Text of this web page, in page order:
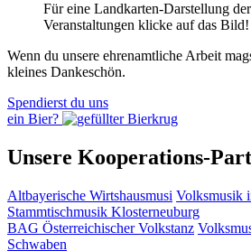
Für eine Landkarten-Darstellung der
Veranstaltungen klicke auf das Bild!
Wenn du unsere ehrenamtliche Arbeit
kleines Dankeschön.
Spendierst du uns
ein Bier?
Unsere Kooperations-
Altbayerische Wirtshausmusi Volksmusik
Stammtischmusik Klosterneuburg
BAG Österreichischer Volkstanz
Schwaben